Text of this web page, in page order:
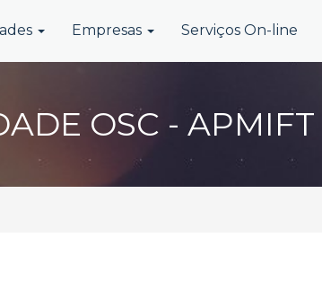
Empresas Serviços On-line
OSC - APMIFT